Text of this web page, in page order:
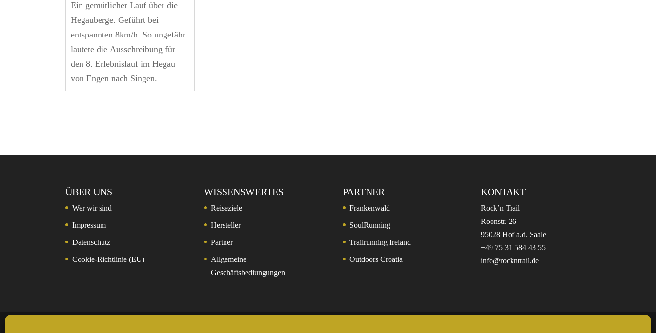
Ein gemütlicher Lauf über die
Hegauberge. Geführt bei
entspannten 8km/h. So ungefähr
lautete die Ausschreibung für
den 8. Erlebnislauf im Hegau
von Engen nach Singen.
ÜBER UNS
Wer wir sind
Impressum
Datenschutz
Cookie-Richtlinie (EU)
WISSENSWERTES
Reiseziele
Hersteller
Partner
Allgemeine
Geschäftsbediungungen
PARTNER
Frankenwald
SoulRunning
Trailrunning Ireland
Outdoors Croatia
KONTAKT
Rock’n Trail
Roonstr. 26
95028 Hof a.d. Saale
+49 75 31 584 43 55
info@rockntrail.de